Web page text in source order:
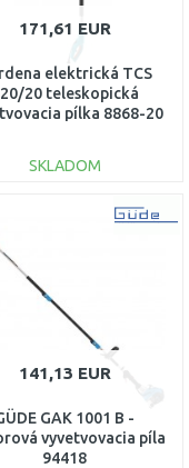
171,61 EUR
elektrická TCS
20 teleskopická
pílka 8868-20
SKLADOM
DO KOŠÍKA
141,13 EUR
GAK 1001 B -
vyvetvovacia píla
94418